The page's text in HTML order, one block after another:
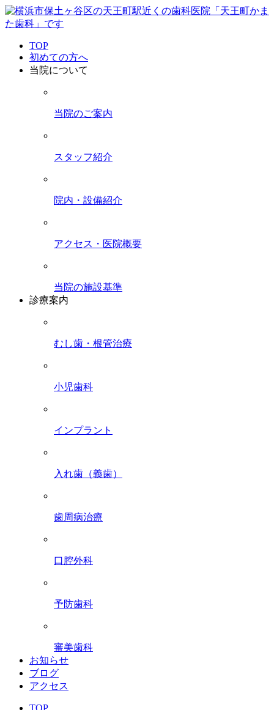
TOP
初めての方へ
当院について
当院のご案内
スタッフ紹介
院内・設備紹介
アクセス・医院概要
当院の施設基準
診療案内
むし歯・根管治療
小児歯科
インプラント
入れ歯（義歯）
歯周病治療
口腔外科
予防歯科
審美歯科
お知らせ
ブログ
アクセス
TOP